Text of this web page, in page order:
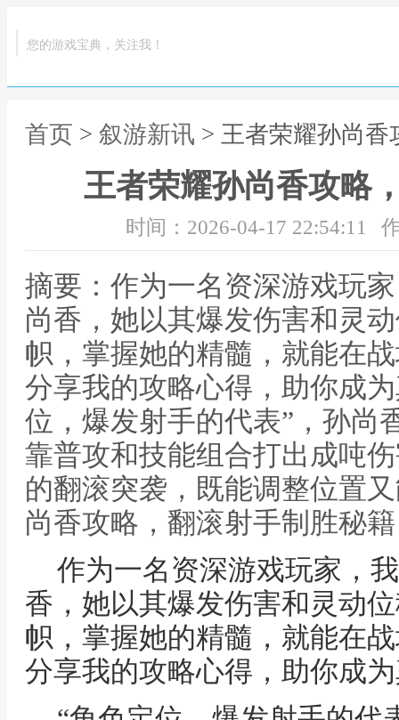
您的游戏宝典，关注我！
首页 > 叙游新讯 > 王者荣耀孙尚
王者荣耀孙尚香攻略
时间：2026-04-17 22:54:11
摘要：作为一名资深游戏玩
尚香，她以其爆发伤害和灵
帜，掌握她的精髓，就能在
分享我的攻略心得，助你成
位，爆发射手的代表”，孙尚
靠普攻和技能组合打出成吨
的翻滚突袭，既能调整位置
尚香攻略，翻滚射手制胜秘籍
作为一名资深游戏玩家，
香，她以其爆发伤害和灵动
帜，掌握她的精髓，就能在
分享我的攻略心得，助你成